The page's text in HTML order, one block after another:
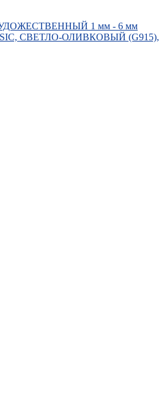
ХУДОЖЕСТВЕННЫЙ 1 мм - 6 мм
СВЕТЛО-ОЛИВКОВЫЙ (G915),